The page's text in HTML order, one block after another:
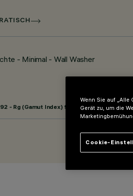
- Minimal - Wall Washer
- Rg (Gamut Index) 99
Wenn Sie auf
Gerät zu, um die
Cookie-